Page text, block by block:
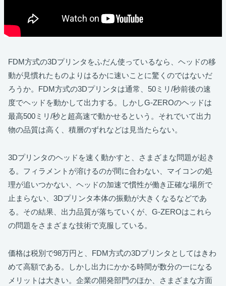
FDM方式の3Dプリンタをふだん使っているなら、ヘッドの移
動が見慣れたものよりはるかに速いことに驚くのではないだ
ろうか。FDM方式の3Dプリンタは通常、50ミリ/秒前後の速
度でヘッドを動かして出力する。しかしG-ZEROのヘッドは
最高500ミリ/秒と超高速で動かせるという。それでいて出力
物の品質は高く、積層のずれなどは見当たらない。
3Dプリンタのヘッドを速く動かすと、さまざまな問題が起き
る。フィラメントが溶けるのが間に合わない、マイコンの処
理が追いつかない、ヘッドの加速で慣性が働き正確な場所で
止まらない、3Dプリンタ本体の振動が大きくなるなどであ
る。その結果、出力品質が落ちていくが、G-ZEROはこれら
の問題をさまざまな技術で克服している。
価格は税別で98万円と、FDM方式の3Dプリンタとしてはきわ
めて高額である。しかし出力にかかる時間が数分の一になる
メリットは大きい。企業の開発部門のほか、さまざまな方面